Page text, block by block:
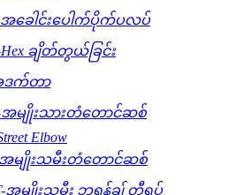
အခေါင်းပေါက်ပိုက်ပလပ်
Hex ချိတ်တွယ်ခြင်း
ဒက်တာ
အမျိုးသားတံတောင်ဆစ်
Elbow
အမျိုးသမီးတံတောင်ဆစ်
အမျိုးသမီး ဘရန့်ချ် တီရှပ်